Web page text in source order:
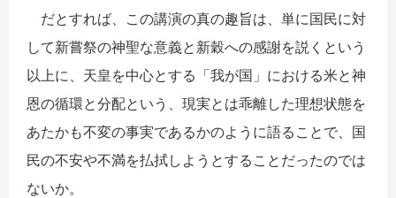
だとすれば、この講演の真の趣旨は、単に国民に対
して新嘗祭の神聖な意義と新穀への感謝を説くという
以上に、天皇を中心とする「我が国」における米と神
恩の循環と分配という、現実とは乖離した理想状態を
あたかも不変の事実であるかのように語ることで、国
民の不安や不満を払拭しようとすることだったのでは
ないか。